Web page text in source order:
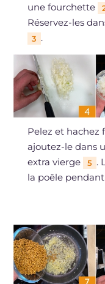
une fourchette
Réservez-les
3 .
Pelez et hachez
ajoutez-le dans
extra vierge
5 .
la poêle